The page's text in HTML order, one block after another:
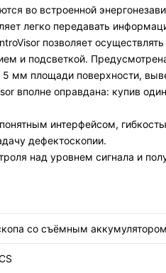
во встроенной
легко передавать
позволяет
и подсветкой.
мм площади поверхности,
вполне оправдана: купив
интерфейсом,
дефектоскопии.
над уровнем сигнала и
со съёмным